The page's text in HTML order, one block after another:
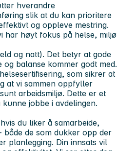
hverandre
slik at du kan prioritere
og oppleve mestring.
har høyt fokus på helse, miljø
og natt). Det betyr at gode
balanse kommer godt med.
som sikrer at
at vi sammen oppfyller
arbeidsmiljø. Dette er et
jobbe i avdelingen.
du liker å samarbeide,
de som dukker opp der
planlegging. Din innsats vil